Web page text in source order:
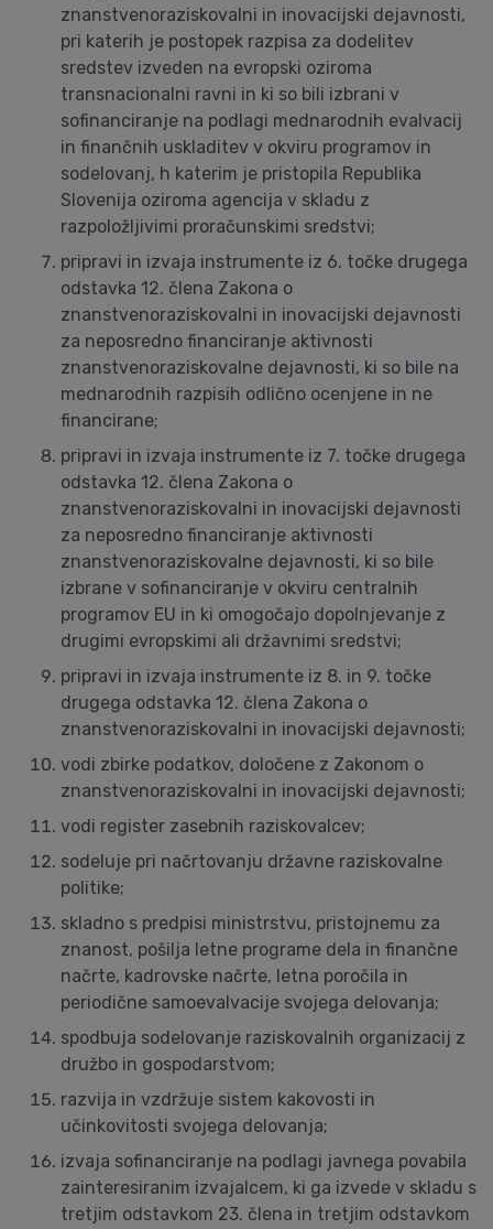
znanstvenoraziskovalni in inovacijski dejavnosti,
pri katerih je postopek razpisa za dodelitev
sredstev izveden na evropski oziroma
transnacionalni ravni in ki so bili izbrani v
sofinanciranje na podlagi mednarodnih evalvacij
in finančnih uskladitev v okviru programov in
sodelovanj, h katerim je pristopila Republika
Slovenija oziroma agencija v skladu z
razpoložljivimi proračunskimi sredstvi;
pripravi in izvaja instrumente iz 6. točke drugega
odstavka 12. člena Zakona o
znanstvenoraziskovalni in inovacijski dejavnosti
za neposredno financiranje aktivnosti
znanstvenoraziskovalne dejavnosti, ki so bile na
mednarodnih razpisih odlično ocenjene in ne
financirane;
pripravi in izvaja instrumente iz 7. točke drugega
odstavka 12. člena Zakona o
znanstvenoraziskovalni in inovacijski dejavnosti
za neposredno financiranje aktivnosti
znanstvenoraziskovalne dejavnosti, ki so bile
izbrane v sofinanciranje v okviru centralnih
programov EU in ki omogočajo dopolnjevanje z
drugimi evropskimi ali državnimi sredstvi;
pripravi in izvaja instrumente iz 8. in 9. točke
drugega odstavka 12. člena Zakona o
znanstvenoraziskovalni in inovacijski dejavnosti;
vodi zbirke podatkov, določene z Zakonom o
znanstvenoraziskovalni in inovacijski dejavnosti;
vodi register zasebnih raziskovalcev;
sodeluje pri načrtovanju državne raziskovalne
politike;
skladno s predpisi ministrstvu, pristojnemu za
znanost, pošilja letne programe dela in finančne
načrte, kadrovske načrte, letna poročila in
periodične samoevalvacije svojega delovanja;
spodbuja sodelovanje raziskovalnih organizacij z
družbo in gospodarstvom;
razvija in vzdržuje sistem kakovosti in
učinkovitosti svojega delovanja;
izvaja sofinanciranje na podlagi javnega povabila
zainteresiranim izvajalcem, ki ga izvede v skladu s
tretjim odstavkom 23. člena in tretjim odstavkom